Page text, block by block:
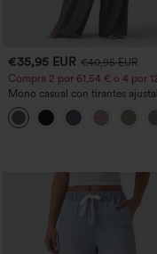
€35,95 EUR €40,95 EUR
Compra 2 por 61,54 € o 4 por
Mono casual con tirantes
fruncidos, pierna ancha, tejido
y bolsillos - Easy Peezy